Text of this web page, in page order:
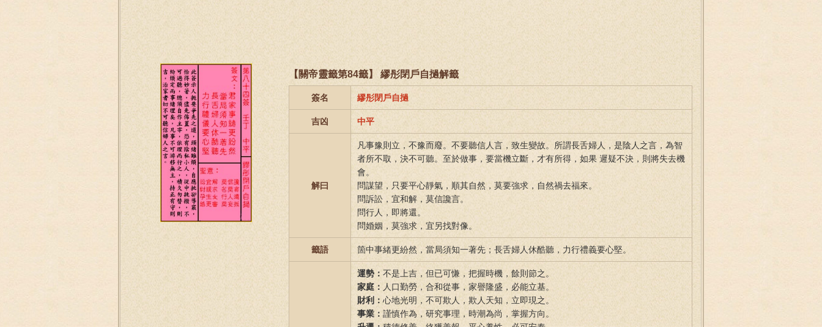
【關帝靈籤第84籤】 繆彤閉戶自撾解籤
簽名 繆彤閉戶自撾
吉凶 中平
解曰
凡事豫則立，不豫而廢。不要聽信人言，致生變故。所謂長舌婦人，是陰人之言，為智
者所不取，決不可聽。至於做事，要當機立斷，才有所得，如果 遲疑不決，則將失去機
會。
問謀望，只要平心靜氣，順其自然，莫要強求，自然禍去福來。
問訴訟，宜和解，莫信讒言。
問行人，即將還。
問婚姻，莫強求，宜另找對像。
籤語 箇中事緒更紛然，當局須知一著先；長舌婦人休酷聽，力行禮義要心堅。
運勢： 不是上吉，但已可慊，把握時機，餘則節之。
家庭： 人口勤勞，合和從事，家譽隆盛，必能立基。
財利：心地光明，不可欺人，欺人天知，立即現之。
事業： 謹慎作為，研究事理，時潮為尚，掌握方向。